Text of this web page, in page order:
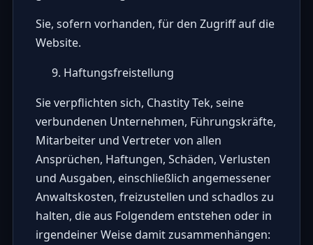
Sie, sofern vorhanden, für den Zugriff auf die
Website.
Haftungsfreistellung
Sie verpflichten sich, Chastity Tek, seine
verbundenen Unternehmen, Führungskräfte,
Mitarbeiter und Vertreter von allen
Ansprüchen, Haftungen, Schäden, Verlusten
und Ausgaben, einschließlich angemessener
Anwaltskosten, freizustellen und schadlos zu
halten, die aus Folgendem entstehen oder in
irgendeiner Weise damit zusammenhängen: